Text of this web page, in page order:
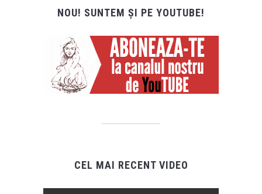
NOU! SUNTEM ȘI PE YOUTUBE!
CEL MAI RECENT VIDEO